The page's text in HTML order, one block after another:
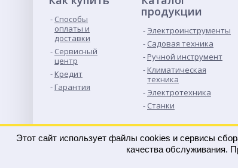
Способы
оплаты и
доставки
Сервисный
центр
Кредит
Гарантия
продукции
Электроинструменты
Садовая техника
Ручной инструмент
Климатическая
техника
Электротехника
Станки
© 2022 «РАДЕЙ» Сайт носит информационный
Этот сайт использует файлы cookies и сервисы
качества обслуживания.